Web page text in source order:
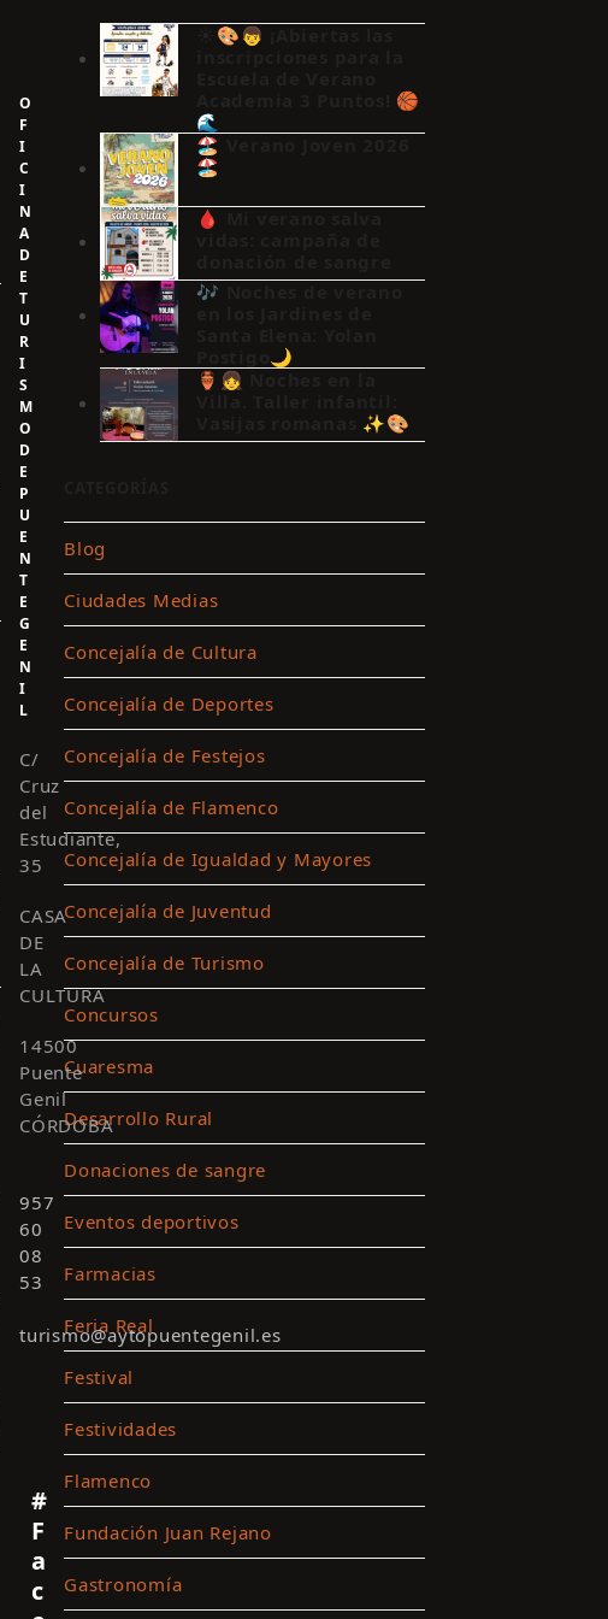
☀️🎨👦 ¡Abiertas las
Academia 3 Puntos! 🏀
🌊
🏖️ Verano Joven 2026
🏖️
🩸 Mi verano salva
🎶 Noches de verano
Postigo🌙
🏺👧 Noches en la
Vasijas romanas ✨🎨
Blog
Ciudades Medias
Concejalía de Cultura
Concejalía de Deportes
Concejalía de Festejos
Concejalía de Flamenco
Concejalía de Igualdad y Mayores
Concejalía de Juventud
Concejalía de Turismo
Concursos
Cuaresma
Desarrollo Rural
Donaciones de sangre
Eventos deportivos
Farmacias
Feria Real
Festival
Festividades
Flamenco
Fundación Juan Rejano
Gastronomía
O
F
I
C
I
N
A
D
E
T
U
R
I
S
M
O
D
E
P
U
E
N
T
E
G
E
N
I
L
C/
Cruz
del
Estudiante,
35
CASA
DE
LA
CULTURA
14500
Puente
Genil
CÓRDOBA
957
60
08
53
turismo@aytopuentegenil.es
#
F
a
c